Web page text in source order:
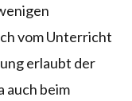
vom Unterricht
erlaubt der
auch beim